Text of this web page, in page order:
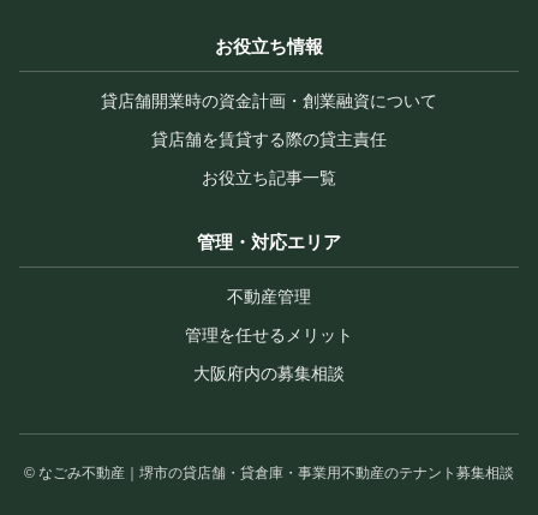
お役立ち情報
貸店舗開業時の資金計画・創業融資について
貸店舗を賃貸する際の貸主責任
お役立ち記事一覧
管理・対応エリア
不動産管理
管理を任せるメリット
大阪府内の募集相談
© なごみ不動産｜堺市の貸店舗・貸倉庫・事業用不動産のテナント募集相談